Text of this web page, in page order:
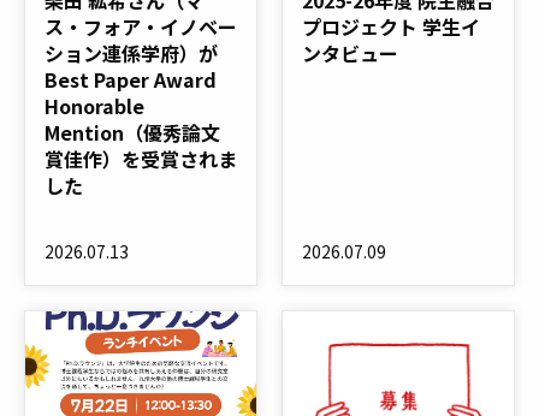
ス・フォア・イノベー
ション連係学府）が
Best Paper Award
Honorable
Mention（優秀論文
賞佳作）を受賞されま
した
2026.07.13
プロジェクト 学生イ
ンタビュー
2026.07.09